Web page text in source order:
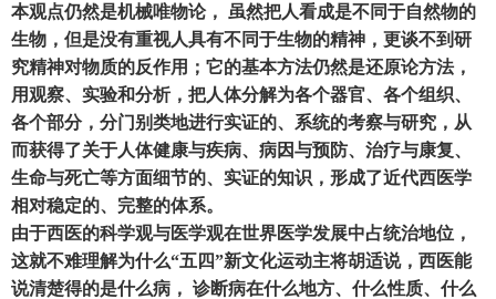
本观点仍然是机械唯物论，
虽然把人看成是不同于自然物的
生物 ， 但是没有重视人具有不同于生物的精神 ， 更谈不到研
究精神对物质的反作用 ； 它的基本方法仍然是还原论方法，
用观察、实验和分析， 把人体分解为各个器官、各个组织、
各个部分， 分门别类地进行实证的、系统的考察与研究 ， 从
而获得了关于人体健康与疾病、病因与预防、治疗与康复、
生命与死亡等方面细节的、实证的知识 ， 形成了近代西医学
相对稳定的、完整的体系。
由于西医的科学观与医学观在世界医学发展中占统治地位 ，
这就不难理解为什么“五四”新文化运动主将胡适说， 西医能
说清楚得的是什么病 ， 诊断病在什么地方、什么性质、什么